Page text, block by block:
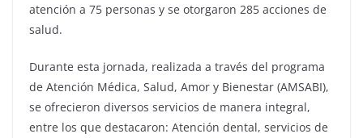
atención a 75 personas y se otorgaron 285 acciones de
salud.
Durante esta jornada, realizada a través del programa
de Atención Médica, Salud, Amor y Bienestar (AMSABI),
se ofrecieron diversos servicios de manera integral,
entre los que destacaron: Atención dental, servicios de